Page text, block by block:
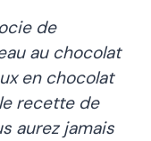
de
au chocolat
en chocolat
recette de
aurez jamais